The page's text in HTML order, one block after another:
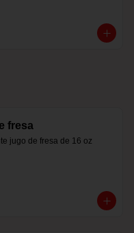
fresa
jugo de fresa de 16 oz